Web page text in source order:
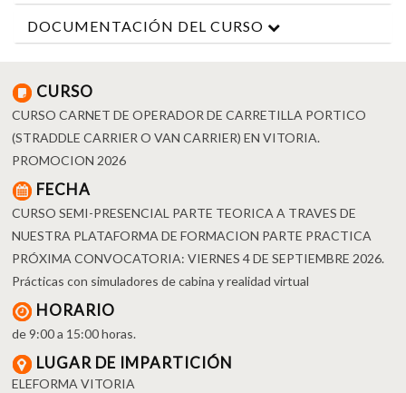
DOCUMENTACIÓN DEL CURSO
CURSO
CURSO CARNET DE OPERADOR DE CARRETILLA PORTICO
(STRADDLE CARRIER O VAN CARRIER) EN VITORIA.
PROMOCION 2026
FECHA
CURSO SEMI-PRESENCIAL PARTE TEORICA A TRAVES DE
NUESTRA PLATAFORMA DE FORMACION PARTE PRACTICA
PRÓXIMA CONVOCATORIA: VIERNES 4 DE SEPTIEMBRE 2026.
Prácticas con simuladores de cabina y realidad virtual
HORARIO
de 9:00 a 15:00 horas.
LUGAR DE IMPARTICIÓN
ELEFORMA VITORIA